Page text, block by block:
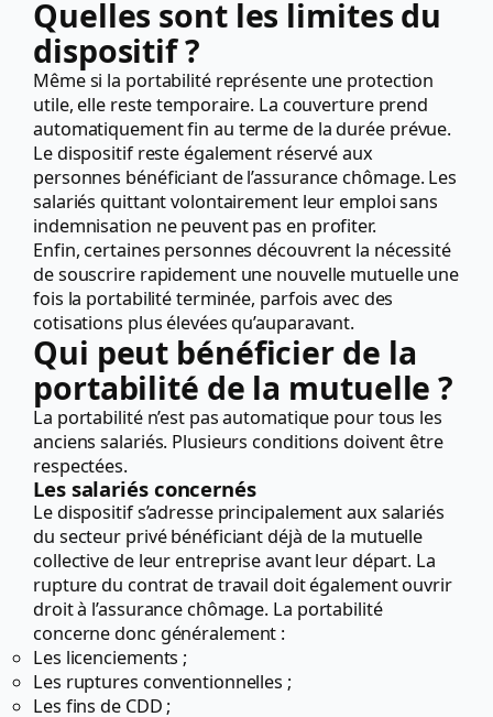
Quelles sont les limites du
dispositif ?
Même si la portabilité représente une protection
utile, elle reste temporaire. La couverture prend
automatiquement fin au terme de la durée prévue.
Le dispositif reste également réservé aux
personnes bénéficiant de l’assurance chômage. Les
salariés quittant volontairement leur emploi sans
indemnisation ne peuvent pas en profiter.
Enfin, certaines personnes découvrent la nécessité
de souscrire rapidement une nouvelle mutuelle une
fois la portabilité terminée, parfois avec des
cotisations plus élevées qu’auparavant.
Qui peut bénéficier de la
portabilité de la mutuelle ?
La portabilité n’est pas automatique pour tous les
anciens salariés. Plusieurs conditions doivent être
respectées.
Les salariés concernés
Le dispositif s’adresse principalement aux salariés
du secteur privé bénéficiant déjà de la mutuelle
collective de leur entreprise avant leur départ. La
rupture du contrat de travail doit également ouvrir
droit à l’assurance chômage. La portabilité
concerne donc généralement :
Les licenciements ;
Les ruptures conventionnelles ;
Les fins de CDD ;